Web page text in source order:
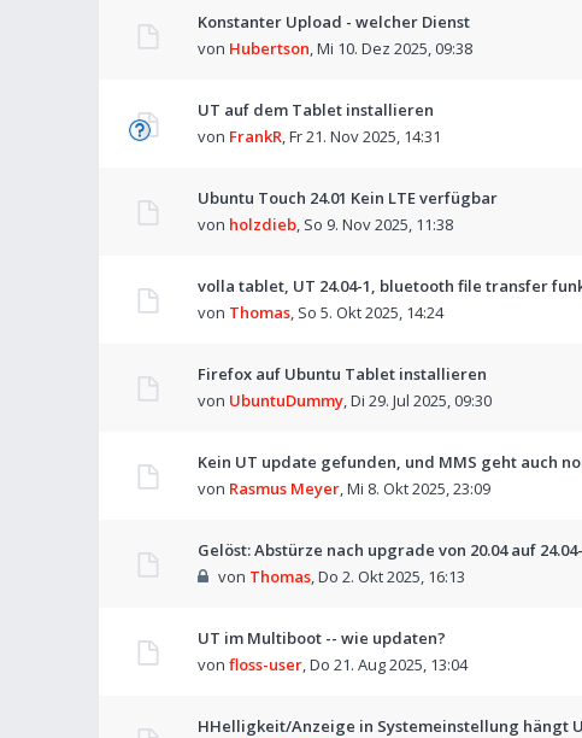
Konstanter Upload - welcher Dienst
von Hubertson,Mi 10. Dez 2025, 09:38
UT auf dem Tablet installieren
von FrankR,Fr 21. Nov 2025, 14:31
Ubuntu Touch 24.01 Kein LTE verfügbar
von holzdieb, So 9. Nov 2025, 11:38
volla tablet, UT 24.04-1, bluetooth file transfer
von Thomas, So 5. Okt 2025, 14:24
Firefox auf Ubuntu Tablet installieren
von UbuntuDummy,Di 29. Jul 2025, 09:30
Kein UT update gefunden, und MMS geht auch
von Rasmus Meyer,Mi 8. Okt 2025, 23:09
Gelöst: Abstürze nach upgrade von 20.04 auf
von Thomas,Do 2. Okt 2025, 16:13
UT im Multiboot -- wie updaten?
von floss-user,Do 21. Aug 2025, 13:04
HHelligkeit/Anzeige in Systemeinstellung hängt